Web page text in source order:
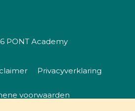
PONT Academy
Privacyverklaring
voorwaarden